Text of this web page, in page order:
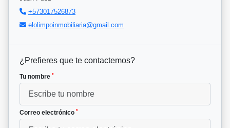
+573017526873
elolimpoinmobiliaria@gmail.com
¿Prefieres que te contactemos?
Tu nombre *
Correo electrónico *